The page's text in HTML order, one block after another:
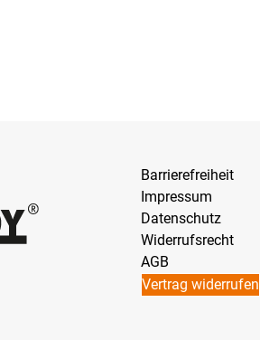
Barrierefreiheit
Impressum
Datenschutz
Widerrufsrecht
AGB
Vertrag widerrufen